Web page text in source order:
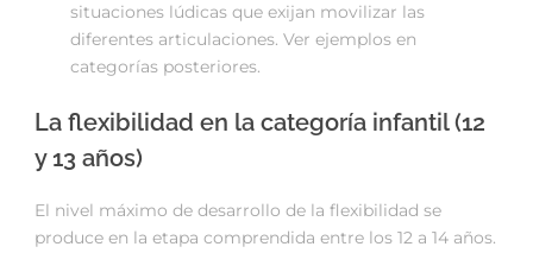
situaciones lúdicas que exijan movilizar las
diferentes articulaciones. Ver ejemplos en
categorías posteriores.
La flexibilidad en la categoría infantil (12
y 13 años)
El nivel máximo de desarrollo de la flexibilidad se
produce en la etapa comprendida entre los 12 a 14 años.